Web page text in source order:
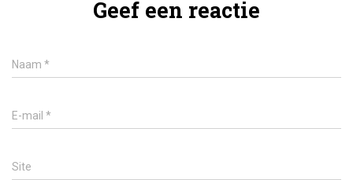
Geef een reactie
Naam *
E-mail *
Site